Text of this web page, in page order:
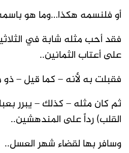
أو فلنسمه هكذا…وما هو
فقد أحب مثله شابة في
على أعتاب الثمانين..
فقبلت به لأنه – كما قيل – ذو
ثم كان مثله – كذلك – يبرر
القلب) رداً على المندهشين..
وسافر بها لقضاء شهر العسل..